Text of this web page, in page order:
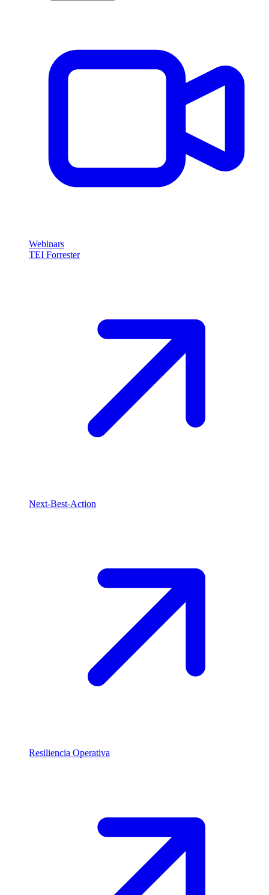
Webinars
TEI Forrester
Next-Best-Action
Resiliencia Operativa